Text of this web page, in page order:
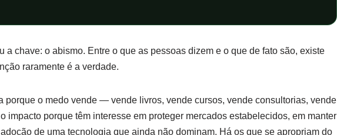
a chave: o abismo. Entre o que as pessoas dizem e o que de fato são, existe
raramente é a verdade.
porque o medo vende — vende livros, vende cursos, vende consultorias, vende
impacto porque têm interesse em proteger mercados estabelecidos, em manter
de uma tecnologia que ainda não dominam. Há os que se apropriam do